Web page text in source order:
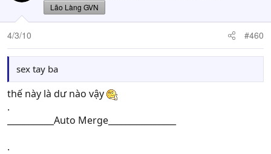
Lão Làng GVN
4/3/10 #460
sex tay ba
thế này là dư nào vậy
.
___________Auto Merge________________
.